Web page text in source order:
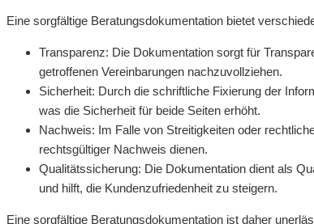
Eine sorgfältige Beratungsdokumentation bietet
Transparenz: Die Dokumentation sorgt für
getroffenen Vereinbarungen nachzuvollziehen.
Sicherheit: Durch die schriftliche Fixierung der
was die Sicherheit für beide Seiten erhöht.
Nachweis: Im Falle von Streitigkeiten oder
rechtsgültiger Nachweis dienen.
Qualitätssicherung: Die Dokumentation dient als
und hilft, die Kundenzufriedenheit zu steigern.
Eine sorgfältige Beratungsdokumentation ist daher